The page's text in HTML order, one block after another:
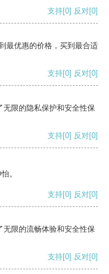
支持[0] 反对[0]
最优惠的价格，买到最合适
支持[0] 反对[0]
限的隐私保护和安全性保
支持[0] 反对[0]
。
支持[0] 反对[0]
限的流畅体验和安全性保
支持[0] 反对[0]